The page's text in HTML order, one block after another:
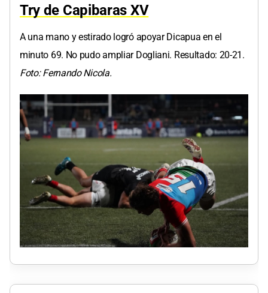
Try de Capibaras XV
A una mano y estirado logró apoyar Dicapua en el
minuto 69. No pudo ampliar Dogliani. Resultado: 20-21.
Foto: Fernando Nicola.